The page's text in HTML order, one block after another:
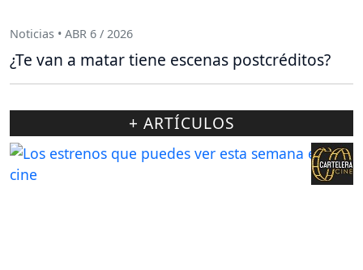
Noticias • ABR 6 / 2026
¿Te van a matar tiene escenas postcréditos?
+ ARTÍCULOS